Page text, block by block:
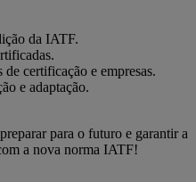
da IATF.
certificação e empresas.
e adaptação.
para o futuro e garantir a
a nova norma IATF!